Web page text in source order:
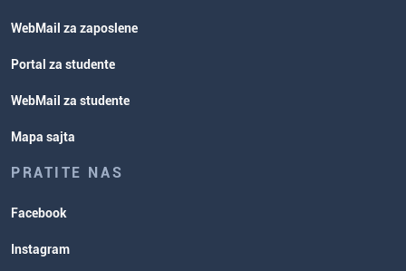
WebMail za zaposlene
Portal za studente
WebMail za studente
Mapa sajta
PRATITE NAS
Facebook
Instagram